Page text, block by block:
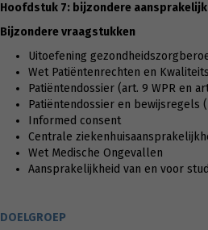
Hoofdstuk 7: bijzondere
Bijzondere vraagstukken
Uitoefening
Wet Patiëntenrechten en
Patiëntendossier (art. 9 WPR en
Patiëntendossier en bewijsregels
Informed consent
Centrale
Wet Medische Ongevallen
Aansprakelijkheid van en voor
DOELGROEP